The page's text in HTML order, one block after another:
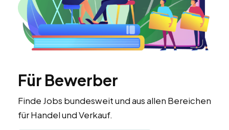
Für Bewerber
Finde Jobs bundesweit und aus allen Bereichen
für Handel und Verkauf.